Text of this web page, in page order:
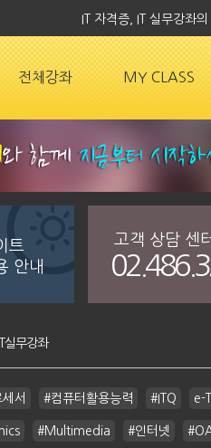
IT 자격증, IT 실무강좌
전체강좌 MY CLASS
트
안내
고객 상담 센
실무강좌
서 #컴퓨터활용능력 #ITQ e-
#Multimedia #인터넷